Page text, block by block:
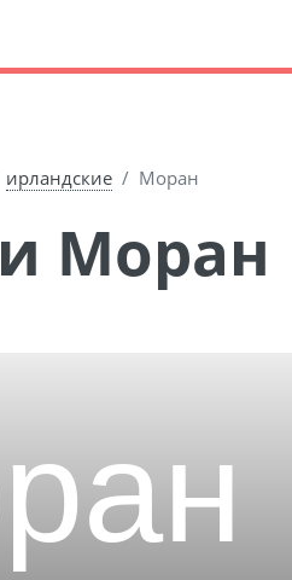
ирландские Моран
Моран